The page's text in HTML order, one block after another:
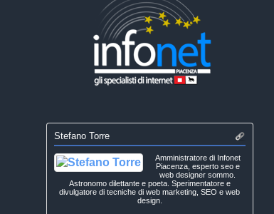
Stefano Torre
Amministratore di Infonet
Piacenza, esperto seo e
web designer sommo.
Astronomo dilettante e poeta. Sperimentatore e
divulgatore di tecniche di web marketing, SEO e web
design.